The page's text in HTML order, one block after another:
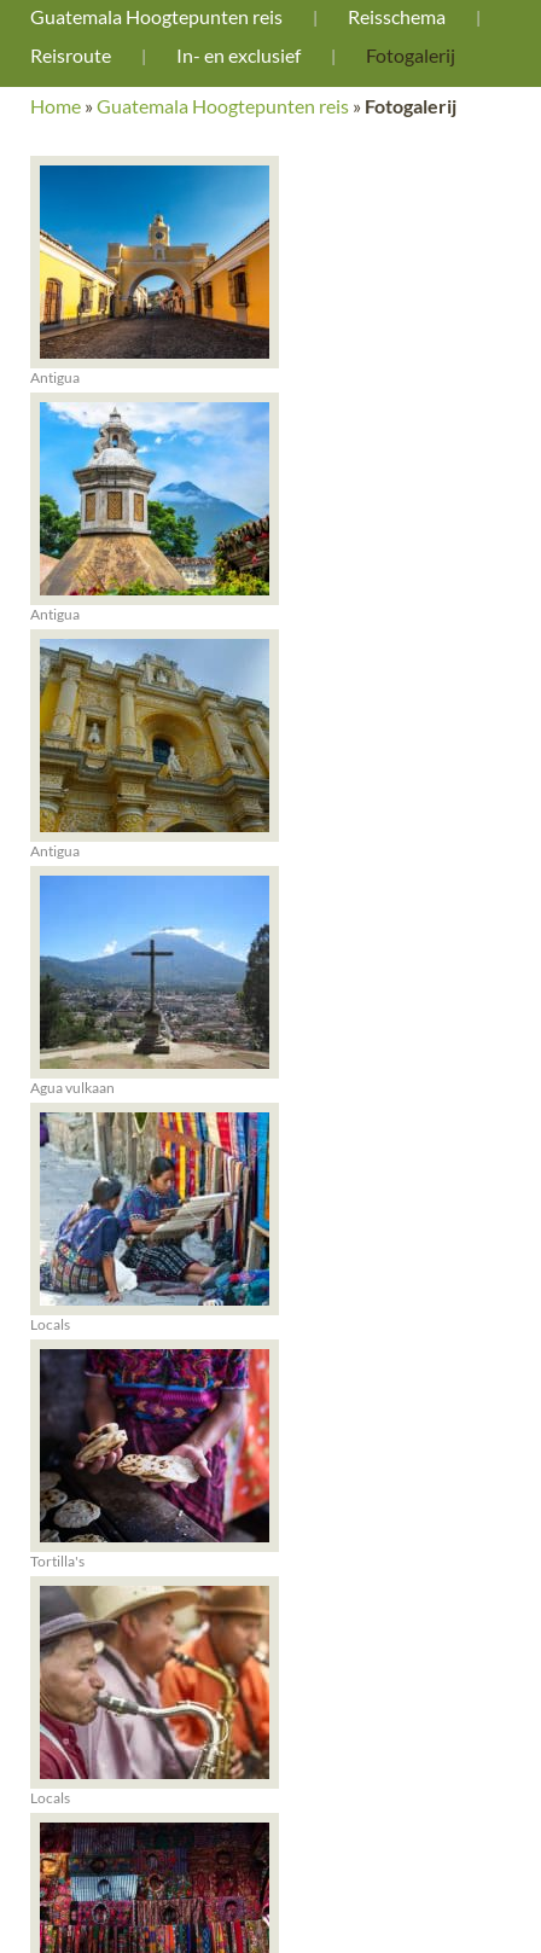
Guatemala Hoogtepunten reis
Reisschema
Reisroute
In- en exclusief Fotogalerij
Home »Guatemala Hoogtepunten reis » Fotogalerij
Antigua
Antigua
Antigua
Agua vulkaan
Locals
Tortilla's
Locals